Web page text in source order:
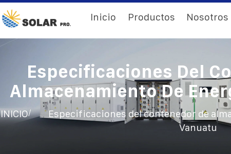
Inicio Productos Nosotros
Especificaciones Del
Almacenamiento De
INICIO/
Especificaciones del contenedor de
Vanuatu